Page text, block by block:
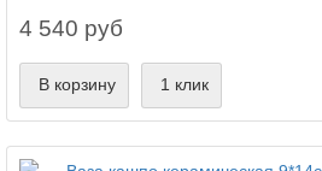
4 540 руб
В корзину 1 клик